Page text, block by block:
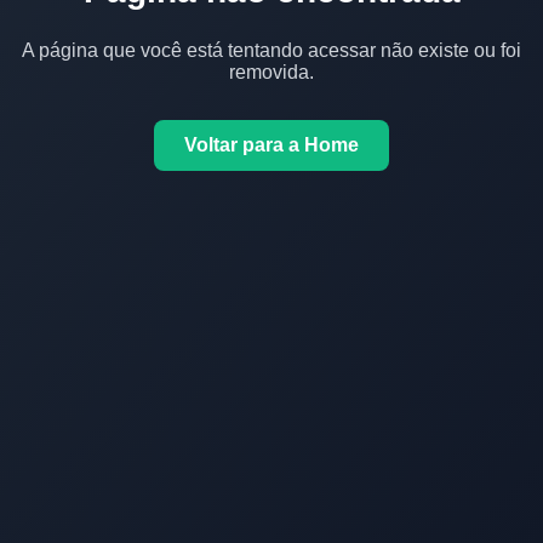
A página que você está tentando acessar não existe ou foi
removida.
Voltar para a Home